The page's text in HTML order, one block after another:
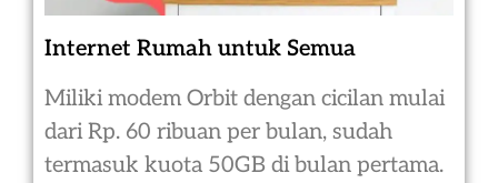
Internet Rumah untuk Semua
Miliki modem Orbit dengan cicilan mulai
dari Rp. 60 ribuan per bulan, sudah
termasuk kuota 50GB di bulan pertama.